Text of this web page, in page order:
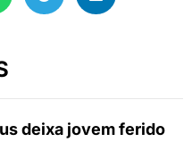
deixa jovem ferido